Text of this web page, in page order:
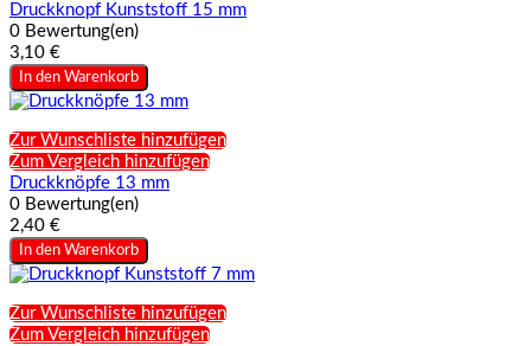
Druckknopf Kunststoff 15 mm
0 Bewertung(en)
3,10 €
In den Warenkorb
Zur Wunschliste hinzufügen
Zum Vergleich hinzufügen
Druckknöpfe 13 mm
0 Bewertung(en)
2,40 €
In den Warenkorb
Zur Wunschliste hinzufügen
Zum Vergleich hinzufügen